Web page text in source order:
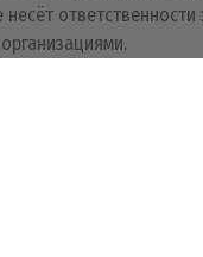
ответственности